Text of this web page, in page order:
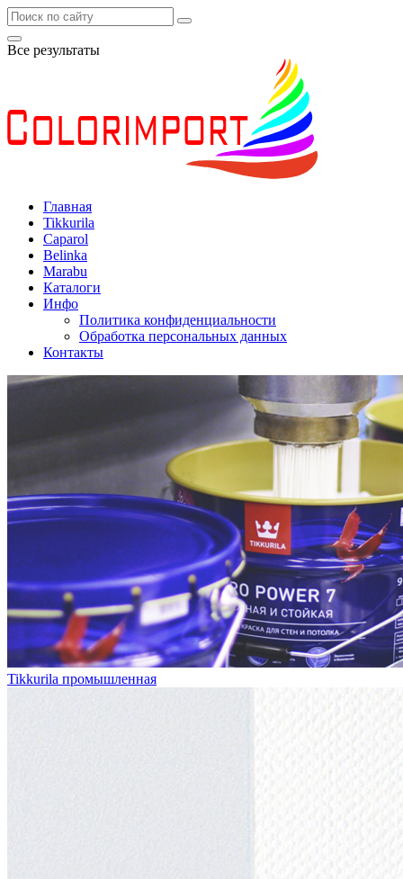
Все результаты
Главная
Tikkurila
Caparol
Belinka
Marabu
Каталоги
Инфо
Политика конфиденциальности
Обработка персональных данных
Контакты
Tikkurila промышленная